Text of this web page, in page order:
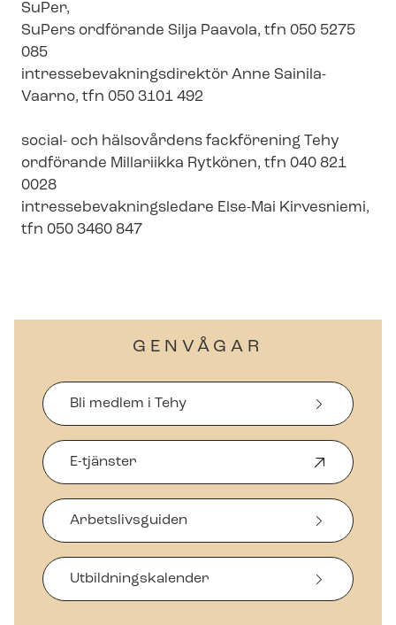
SuPer,
SuPers ordförande Silja Paavola, tfn 050 5275
085
in­tres­se­be­vak­nings­di­rek­tör Anne Sainila-
Vaarno, tfn 050 3101 492
social- och hälsovårdens fackförening Tehy
ordförande Millariikka Rytkönen, tfn 040 821
0028
in­tres­se­be­vak­nings­le­da­re Else-Mai Kirvesniemi,
tfn 050 3460 847
GENVÅGAR
Bli medlem i Tehy
E-tjänster
p
n
a
s
i
Arbetslivsguiden
Ut­bild­nings­ka­len­der